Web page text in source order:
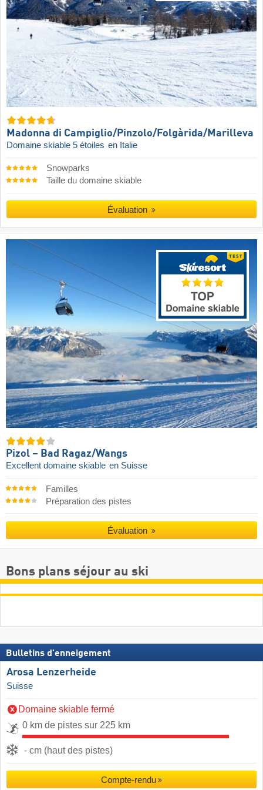
Madonna di Campiglio/​Pinzolo/​Folgàrida/​Marilleva
Domaine skiable 5 étoiles en Italie
Snowparks
Taille du domaine skiable
Évaluation
Pizol – Bad Ragaz/​Wangs
Excellent domaine skiable en Suisse
Familles
Préparation des pistes
Évaluation
Bons plans séjour au ski
Bulletins d'enneigement
Arosa Lenzerheide
Suisse
Domaine skiable fermé
0 km de pistes sur 225 km
- cm (haut des pistes)
Compte-rendu